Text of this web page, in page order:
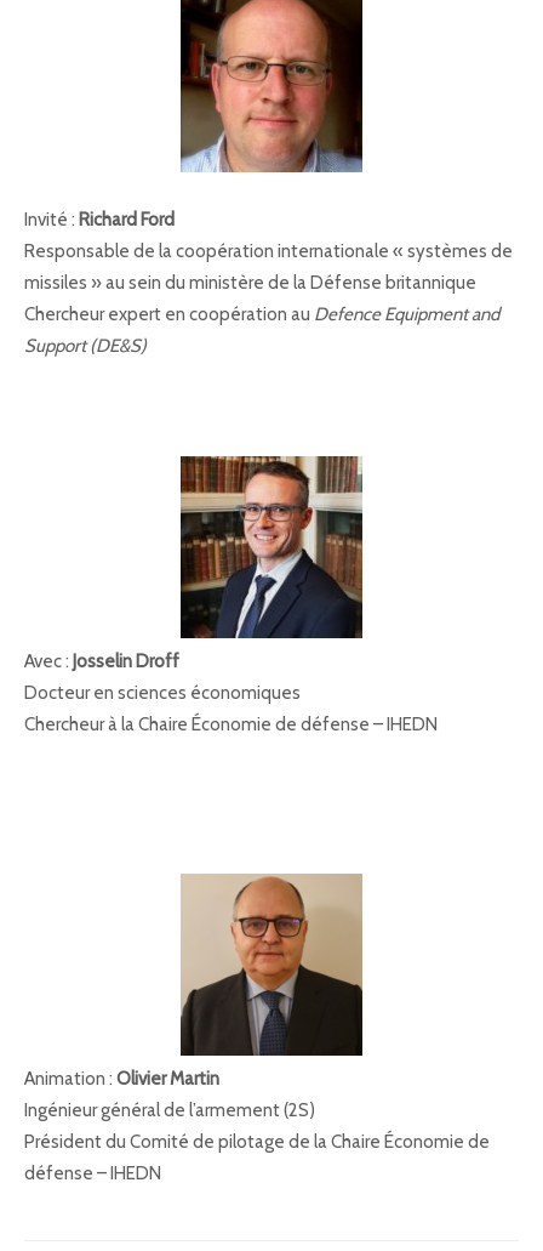
Invité : Richard Ford
Responsable de la coopération internationale « systèmes de
missiles » au sein du ministère de la Défense britannique
Chercheur expert en coopération au Defence Equipment and
Support (DE&S)
Avec : Josselin Droff
Docteur en sciences économiques
Chercheur à la Chaire Économie de défense – IHEDN
Animation : Olivier Martin
Ingénieur général de l’armement (2S)
Président du Comité de pilotage de la Chaire Économie de
défense – IHEDN